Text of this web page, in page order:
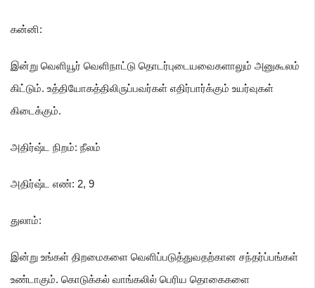
கன்னி:
இன்று வெளியூர் வெளிநாட்டு தொடர்புடையவைகளாலும் அனுகூலம்
கிட்டும். உத்தியோகத்திலிருப்பவர்கள் எதிர்பார்க்கும் உயர்வுகள்
கிடைக்கும்.
அதிர்ஷ்ட நிறம்: நீலம்
அதிர்ஷ்ட எண்: 2, 9
துலாம்:
இன்று உங்கள் திறமைகளை வெளிப்படுத்துவதற்கான சந்தர்ப்பங்கள்
உண்டாகும். கொடுக்கல் வாங்கலில் பெரிய தொகைகளை